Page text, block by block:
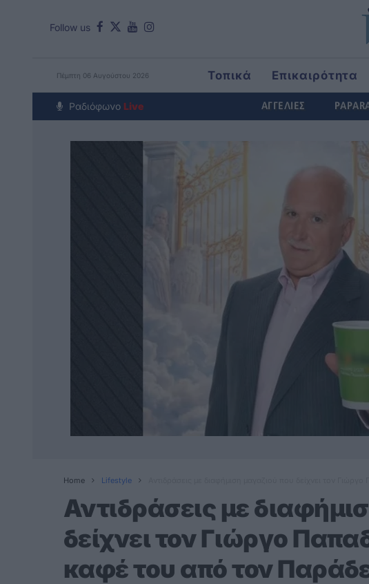
Follow us
Πέμπτη 06 Αυγούστου 2026 Τοπικά Επικαιρότητα
Around The World
Ραδιόφωνο Live ΑΓΓΕΛΙΕΣ
Home Lifestyle
Αντιδράσεις με
δείχνει τον Γιώργο
καφέ του από τον